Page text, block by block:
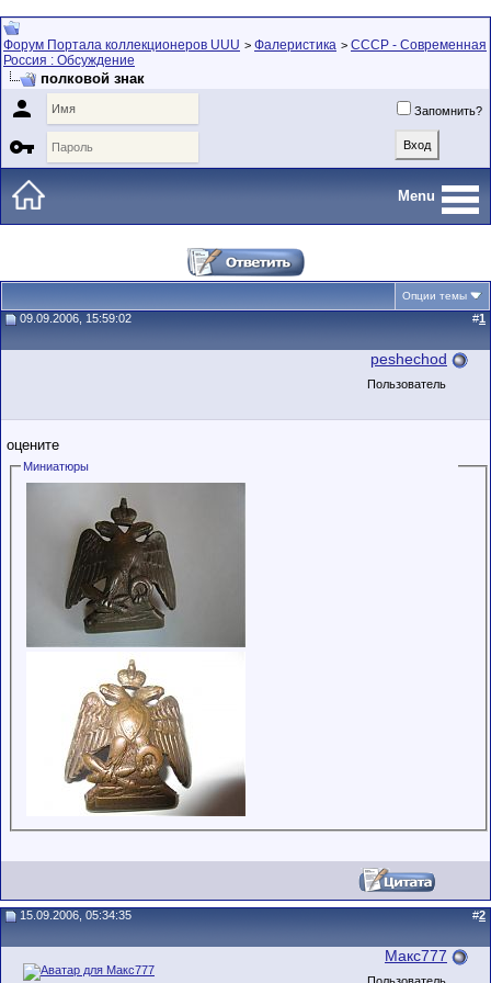
Форум Портала коллекционеров UUU > Фалеристика > СССР - Современная
Россия : Обсуждение
полковой знак
 Запомнить?

Menu
Опции темы
09.09.2006, 15:59:02 #1
peshechod
Пользователь
оцените
Миниатюры
15.09.2006, 05:34:35 #2
Макс777